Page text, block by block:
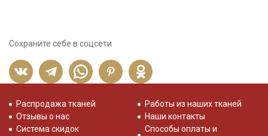
Сохраните себе в соцсети
Распродажа тканей
Отзывы о нас
Система скидок
Работы из наших тканей
Наши контакты
Способы оплаты и